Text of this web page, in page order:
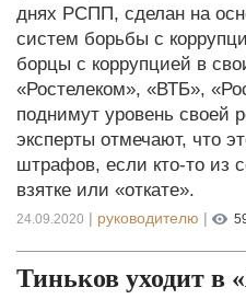
днях РСПП, сделан на
систем борьбы с
борцы с коррупцией в
«Ростелеком», «ВТБ»,
поднимут уровень своей
эксперты отмечают, что
штрафов, если кто-то из
взятке или «откате».
24.09.2020 | руководителю |
Тиньков уходит в